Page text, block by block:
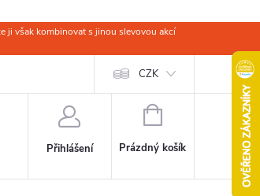
ji však kombinovat s jinou slevovou akcí
Ochrana osobních údajů Kariéra
CZK
Přihlášení
NÁKUPNÍ
Prázdný košík